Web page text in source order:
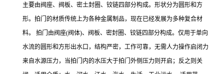
主要由阀座、阀板、密土封圈、铰链四部分构成。形状分为圆形和方
形。拍门的材质传统上为各种金属制品，现在已经发展为多种复合材
料。 拍门由阀座(阀体)、阀板、密封圈、铰链四部分构成。仅用于单向
水流的圆形和方形出水口，结构严密，工作可靠，无需人力操作启闭力
来自水源压力，当拍门内的水压大于拍门外侧压力则开启；反之则关